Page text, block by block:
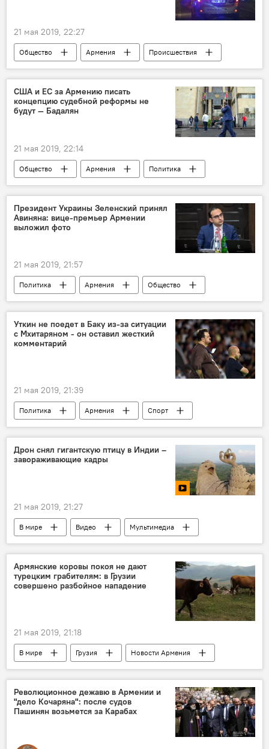
21 мая 2019, 22:27
Общество Армения
Происшествия
Ереван
Происшествия и инциденты в Ереване
ДТП
США и ЕС за Армению писать
концепцию судебной реформы не
будут — Бадалян
21 мая 2019, 22:14
Общество Армения
Политика
Новости Армения
США
реформы
Президент Украины Зеленский принял
Авиняна: вице-премьер Армении
выложил фото
21 мая 2019, 21:57
Политика Армения
Общество
Украина
Авинян
Владимир Зеленский
вице-премьер
Уткин не поедет в Баку из-за ситуации
с Мхитаряном - он оставил жесткий
комментарий
21 мая 2019, 21:39
Политика Армения
Спорт
Общество
Баку Генрих Мхитарян
Дрон снял гигантскую птицу в Индии –
завораживающие кадры
21 мая 2019, 21:27
В мире Видео
Мультимедиа
птица
мир
скульптура
Армянские коровы покоя не дают
турецким грабителям: в Грузии
совершено разбойное нападение
21 мая 2019, 21:18
В мире Грузия
Новости Армения
разбойник
нападение
Революционное дежавю в Армении и
"дело Кочаряна": после судов
Пашинян возьмется за Карабах